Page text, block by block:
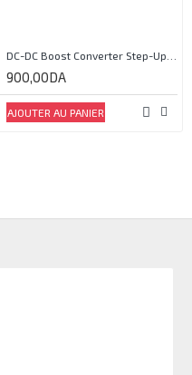
900,00DA
AJOUTER AU PANIER